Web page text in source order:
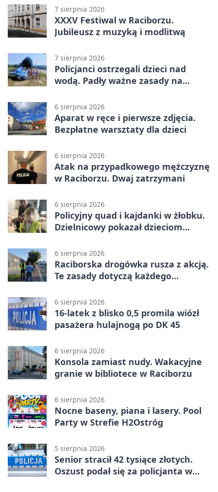
7 sierpnia 2026
XXXV Festiwal w Raciborzu.
Jubileusz z muzyką i modlitwą
7 sierpnia 2026
Policjanci ostrzegali dzieci nad
wodą. Padły ważne zasady na
6 sierpnia 2026
Aparat w ręce i pierwsze zdjęcia.
Bezpłatne warsztaty dla dzieci
6 sierpnia 2026
Atak na przypadkowego mężczyznę
w Raciborzu. Dwaj zatrzymani
6 sierpnia 2026
Policyjny quad i kajdanki w żłobku.
Dzielnicowy pokazał dzieciom
6 sierpnia 2026
Raciborska drogówka rusza z akcją.
Te zasady dotyczą każdego
6 sierpnia 2026
16-latek z blisko 0,5 promila wiózł
pasażera hulajnogą po DK 45
6 sierpnia 2026
Konsola zamiast nudy. Wakacyjne
granie w bibliotece w Raciborzu
6 sierpnia 2026
Nocne baseny, piana i lasery. Pool
Party w Strefie H2Ostróg
5 sierpnia 2026
Senior stracił 42 tysiące złotych.
Oszust podał się za policjanta w